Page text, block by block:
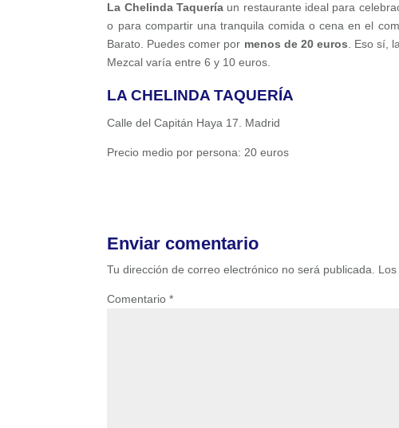
La Chelinda Taquería un restaurante ideal para
o para compartir una tranquila comida o cena en el
Barato. Puedes comer por menos de 20 euros . Eso sí,
Mezcal varía entre 6 y 10 euros.
LA CHELINDA TAQUERÍA
Calle del Capitán Haya 17. Madrid
Precio medio por persona: 20 euros
Enviar comentario
Tu dirección de correo electrónico no será publicada.
Comentario*